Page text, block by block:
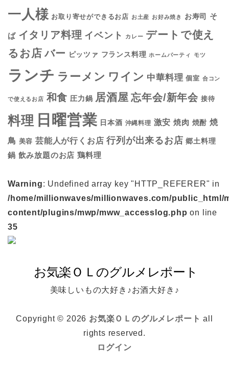
一人様 お取り寄せができるお店 お土産 お好み焼き お寿司 そ
ば イタリア料理 イベント カレー デートで使え
るお店 バー ピッツァ フランス料理 ホームパーティ モツ
ランチ ラーメン ワイン 中華料理 個室 合コン
で使えるお店 和食 圧力鍋 居酒屋 忘年会/新年会 接待
料理 日曜営業 日本酒 沖縄料理 激安 焼肉 焼酎 焼
鳥 美容 芸能人が行くお店 行列が出来るお店 郷土料理
鍋 飲み放題のお店 鶏料理
Warning: Undefined array key "HTTP_REFERER" in
/home/millionwaves/millionwaves.com/public_html/
content/plugins/mwp/mww_accesslog.php on line
35
美味しいもの大好き♪お酒大好き♪
Copyright © 2026 お気楽ＯＬのグルメレポート all
rights reserved.
ログイン